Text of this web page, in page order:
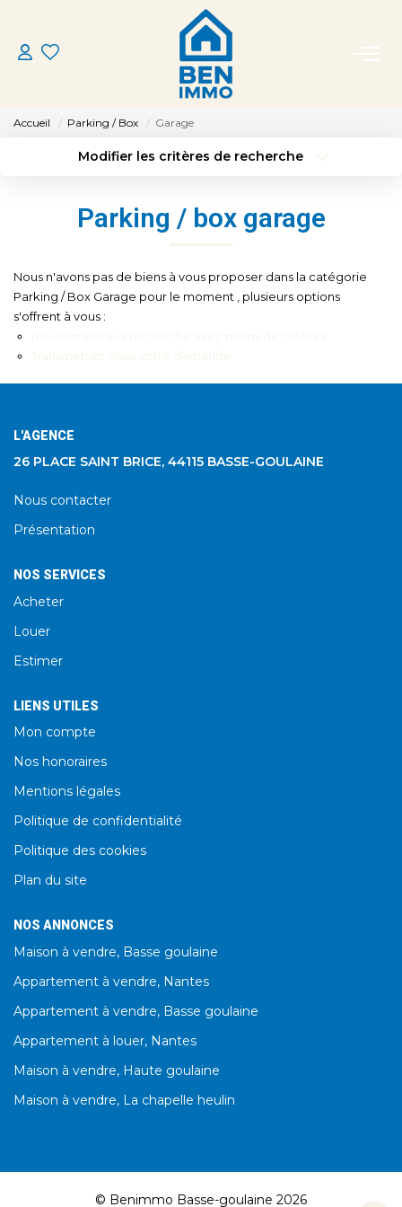
ACHETER
CONTACT
Accueil Parking / Box Garage
Modifier les critères de recherche
Sélectionnez...
Type de bien
Surface min
Budget max Plus de critères
Créer une alerte
Parking / box garage
Nous n'avons pas de biens à vous proposer dans la catégorie
Parking / Box Garage pour le moment , plusieurs options
s'offrent à vous :
L'AGENCE
26 PLACE SAINT BRICE, 44115 BASSE-GOULAINE
Nous contacter
Présentation
NOS SERVICES
Acheter
Louer
Estimer
LIENS UTILES
Mon compte
Nos honoraires
Mentions légales
Politique de confidentialité
Politique des cookies
Plan du site
NOS ANNONCES
Maison à vendre, Basse goulaine
Appartement à vendre, Nantes
Appartement à vendre, Basse goulaine
Appartement à louer, Nantes
Maison à vendre, Haute goulaine
Maison à vendre, La chapelle heulin
© Benimmo Basse-goulaine 2026